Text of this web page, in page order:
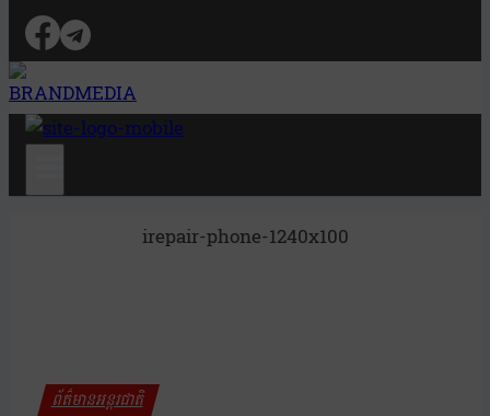
irepair-phone-1240x100
ព័ត៌មានអន្តរជាតិ